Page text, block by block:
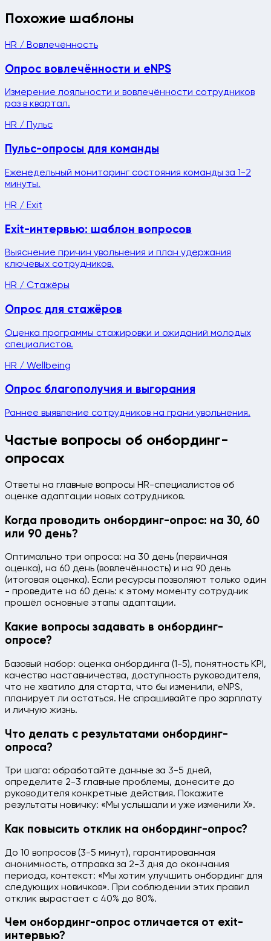
Похожие шаблоны
HR / Вовлечённость
Опрос вовлечённости и eNPS
Измерение лояльности и вовлечённости сотрудников
раз в квартал.
HR / Пульс
Пульс-опросы для команды
Еженедельный мониторинг состояния команды за 1-2
минуты.
HR / Exit
Exit-интервью: шаблон вопросов
Выяснение причин увольнения и план удержания
ключевых сотрудников.
HR / Стажёры
Опрос для стажёров
Оценка программы стажировки и ожиданий молодых
специалистов.
HR / Wellbeing
Опрос благополучия и выгорания
Раннее выявление сотрудников на грани увольнения.
Частые вопросы об онбординг-
опросах
Ответы на главные вопросы HR-специалистов об
оценке адаптации новых сотрудников.
Когда проводить онбординг-опрос: на 30, 60
или 90 день?
Оптимально три опроса: на 30 день (первичная
оценка), на 60 день (вовлечённость) и на 90 день
(итоговая оценка). Если ресурсы позволяют только один
- проведите на 60 день: к этому моменту сотрудник
прошёл основные этапы адаптации.
Какие вопросы задавать в онбординг-
опросе?
Базовый набор: оценка онбординга (1-5), понятность KPI,
качество наставничества, доступность руководителя,
что не хватило для старта, что бы изменили, eNPS,
планирует ли остаться. Не спрашивайте про зарплату
и личную жизнь.
Что делать с результатами онбординг-
опроса?
Три шага: обработайте данные за 3-5 дней,
определите 2-3 главные проблемы, донесите до
руководителя конкретные действия. Покажите
результаты новичку: «Мы услышали и уже изменили X».
Как повысить отклик на онбординг-опрос?
До 10 вопросов (3-5 минут), гарантированная
анонимность, отправка за 2-3 дня до окончания
периода, контекст: «Мы хотим улучшить онбординг для
следующих новичков». При соблюдении этих правил
отклик вырастает с 40% до 80%.
Чем онбординг-опрос отличается от exit-
интервью?